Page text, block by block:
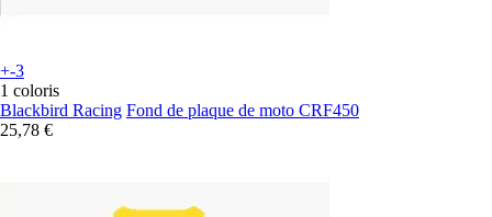
+-3
1 coloris
Blackbird Racing Fond de plaque de moto CRF450
25,78 €